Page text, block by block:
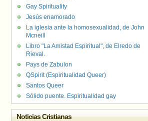
Gay Spirituality
Jesús enamorado
La iglesia ante la homosexualidad, de John
Mcneill
Libro "La Amistad Espiritual", de Elredo de
Rieval.
Pays de Zabulon
QSpirit (Espiritualidad Queer)
Santos Queer
Sólido puente. Espiritualidad gay
Noticias Cristianas